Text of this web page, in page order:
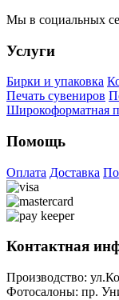
Мы в социальных
Услуги
Бирки и упаковка
Печать сувениров
Широкоформатная
Помощь
Оплата Доставка
Контактная
Производство:
Фотосалоны: пр.